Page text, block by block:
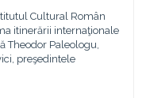
Cultural Român
itinerării internaţionale
Theodor Paleologu,
preşedintele